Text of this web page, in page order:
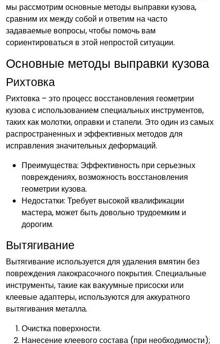
мы рассмотрим основные методы выправки кузова,
сравним их между собой и ответим на часто
задаваемые вопросы, чтобы помочь вам
сориентироваться в этой непростой ситуации.
Основные методы выправки кузова
Рихтовка
Рихтовка – это процесс восстановления геометрии
кузова с использованием специальных инструментов,
таких как молотки, оправки и стапели. Это один из самых
распространенных и эффективных методов для
исправления значительных деформаций.
Преимущества: Эффективность при серьезных
повреждениях, возможность восстановления
геометрии кузова.
Недостатки: Требует высокой квалификации
мастера, может быть довольно трудоемким и
дорогим.
Вытягивание
Вытягивание используется для удаления вмятин без
повреждения лакокрасочного покрытия. Специальные
инструменты, такие как вакуумные присоски или
клеевые адаптеры, используются для аккуратного
вытягивания металла.
Очистка поверхности.
Нанесение клеевого состава (при необходимости);